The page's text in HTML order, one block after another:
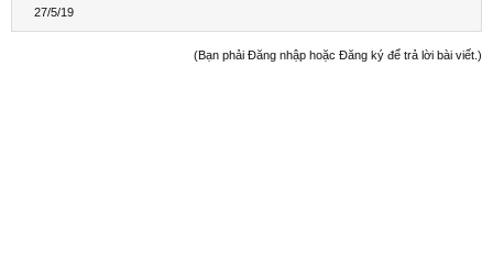
27/5/19
(Bạn phải Đăng nhập hoặc Đăng ký để trả lời bài viết.)